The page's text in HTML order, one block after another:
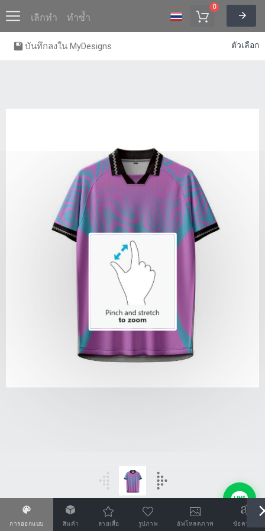
เลิกทำ ทำซ้ำ
0
การออกแบบ สินค้า ลายเสื้อ รูปภาพ อัพโหลดภาพ ข้อความ
บันทึกลงใน MyDesigns ตัวเลือก